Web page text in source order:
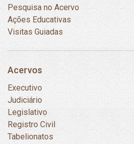
Pesquisa no Acervo
Ações Educativas
Visitas Guiadas
Acervos
Executivo
Judiciário
Legislativo
Registro Civil
Tabelionatos